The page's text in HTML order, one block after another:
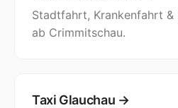
Stadtfahrt, Krankenfahrt &
ab Crimmitschau.
Taxi Glauchau →